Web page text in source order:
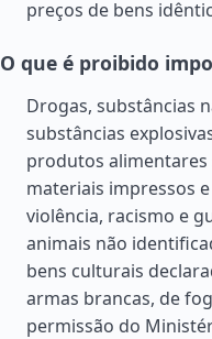
preços de bens
O que é proibido
Drogas, substâncias
substâncias
produtos
materiais impressos
violência, racismo e
animais não
bens culturais
armas brancas, de
permissão do